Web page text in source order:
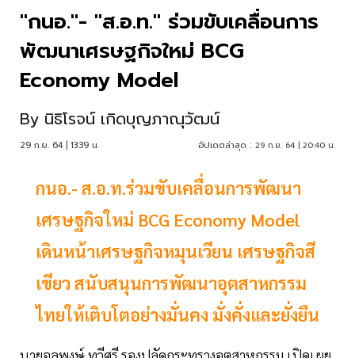
"กนอ."- "ส.อ.ท." ร่วมขับเคลื่อนการ
พัฒนาเศรษฐกิจใหม่ BCG
Economy Model
By นิธิโรจน์ เกิดบุญภาณุวัฒน์
29 ก.ย. 64 | 13:39 น. อัปเดตล่าสุด : 29 ก.ย. 64 | 20:40 น.
กนอ.- ส.อ.ท.ร่วมขับเคลื่อนการพัฒนา
เศรษฐกิจใหม่ BCG Economy Model
เดินหน้าเศรษฐกิจหมุนเวียน เศรษฐกิจสี
เขียว สนับสนุนการพัฒนาอุตสาหกรรม
ไทยให้เติบโตอย่างมั่นคง มั่งคั่งและยั่งยืน